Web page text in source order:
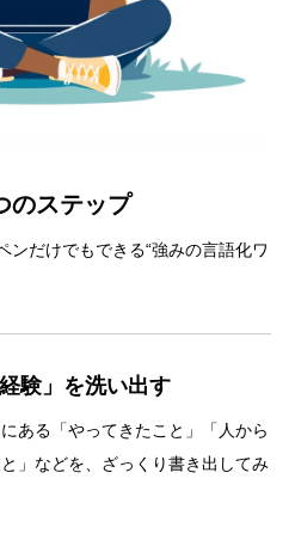
のステップ
ンだけでもできる“強みの言語化ワ
験」を洗い出す
ある「やってきたこと」「人から
」などを、ざっくり書き出してみ